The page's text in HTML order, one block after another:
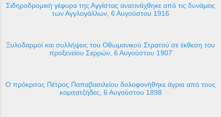
Σιδηροδρομική γέφυρα της Αγγίστας ανατινάχθηκε από τις δυνάμεις
των Αγγλογάλλων, 6 Αυγούστου 1916
Ξυλοδαρμοί και συλλήψεις του Οθωμανικού Στρατού σε έκθεση του
προξενείου Σερρών, 6 Αυγούστου 1907
Ο πρόκριτος Πέτρος Παπαβασιλείου δολοφονήθηκε άγρια από τους
κομιτατζήδες, 6 Αυγούστου 1898